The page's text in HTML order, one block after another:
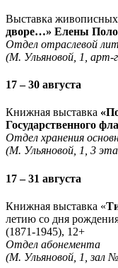
Выставка живописных
дворе…» Елены
Отдел отраслевой
(М. Ульяновой, 1,
17 – 30 августа
Книжная выставка
Государственного
Отдел хранения
(М. Ульяновой, 1, 3
17 – 31 августа
Книжная выставка «
летию со дня
(1871-1945), 12+
Отдел абонемента
(М. Ульяновой, 1, зал